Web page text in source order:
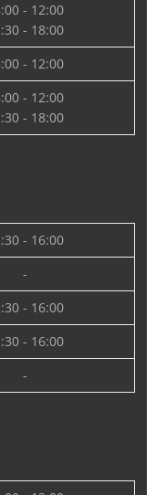
- 12:00
- 18:00
- 12:00
- 12:00
- 18:00
- 16:00
-
- 16:00
- 16:00
-